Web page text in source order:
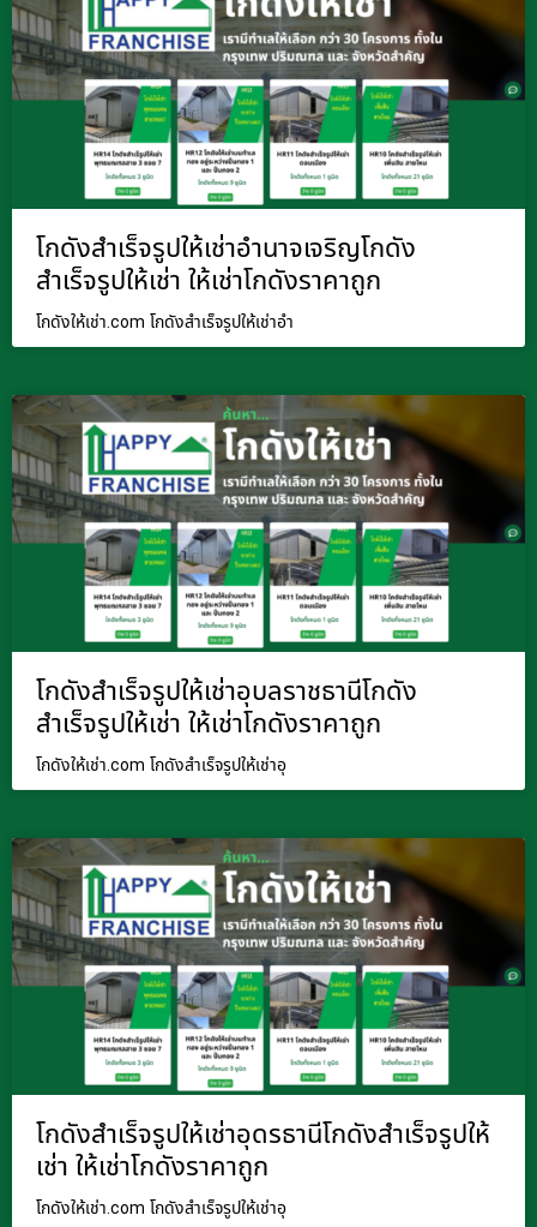
โกดังสำเร็จรูปให้เช่าอำนาจเจริญโกดัง
สำเร็จรูปให้เช่า ให้เช่าโกดังราคาถูก
โกดังให้เช่า.com โกดังสำเร็จรูปให้เช่าอำ
โกดังสำเร็จรูปให้เช่าอุบลราชธานีโกดัง
สำเร็จรูปให้เช่า ให้เช่าโกดังราคาถูก
โกดังให้เช่า.com โกดังสำเร็จรูปให้เช่าอุ
โกดังสำเร็จรูปให้เช่าอุดรธานีโกดังสำเร็จรูปให้
เช่า ให้เช่าโกดังราคาถูก
โกดังให้เช่า.com โกดังสำเร็จรูปให้เช่าอุ